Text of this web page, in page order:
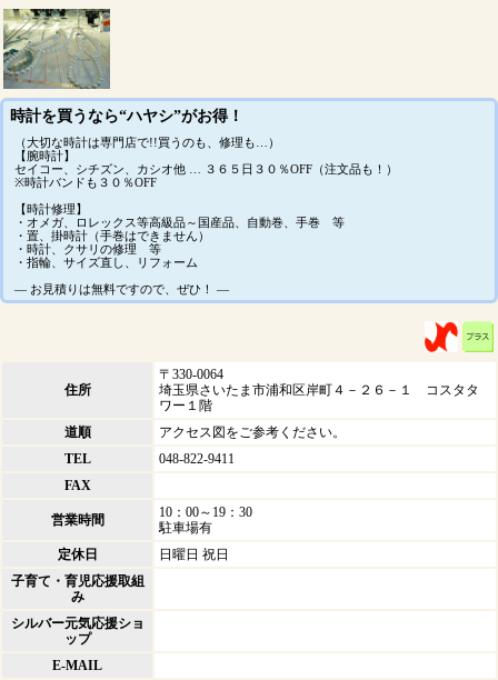
時計を買うなら“ハヤシ”がお得！
（大切な時計は専門店で!!買うのも、修理も…）
【腕時計】
セイコー、シチズン、カシオ他 … ３６５日３０％OFF（注文品も！）
※時計バンドも３０％OFF
【時計修理】
・オメガ、ロレックス等高級品～国産品、自動巻、手巻 等
・置、掛時計（手巻はできません）
・時計、クサリの修理 等
・指輪、サイズ直し、リフォーム
― お見積りは無料ですので、ぜひ！ ―
住所
〒330-0064
埼玉県さいたま市浦和区岸町４－２６－１ コスタタ
ワー１階
道順
アクセス図をご参考ください。
TEL
048-822-9411
FAX
営業時間
10：00～19：30
駐車場有
定休日
日曜日 祝日
子育て・育児応援取組
み
シルバー元気応援ショ
ップ
E-MAIL